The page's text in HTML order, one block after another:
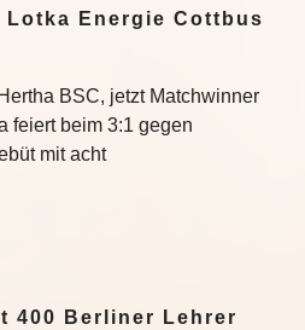
Lotka Energie Cottbus
BSC, jetzt Matchwinner
feiert beim 3:1 gegen
mit acht
400 Berliner Lehrer